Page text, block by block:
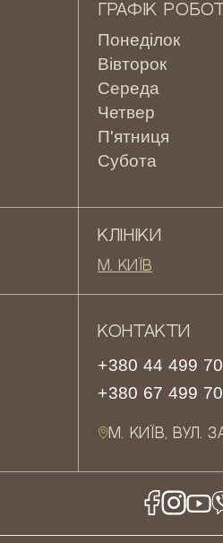
ГРАФІК
Понеділок
Вівторок
Середа
Четвер
П'ятниця
Субота
КЛІНІКИ
М. КИЇВ
КОНТАКТИ
+380 44 499
+380 67 499
М. КИЇВ, ВУЛ.